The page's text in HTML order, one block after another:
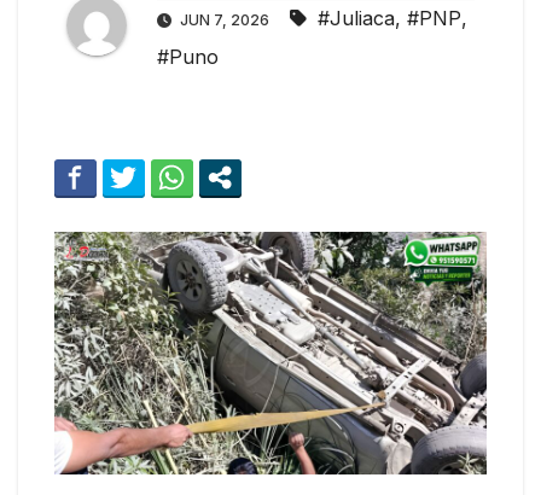
JUN 7, 2026 #Juliaca, #PNP,
#Puno